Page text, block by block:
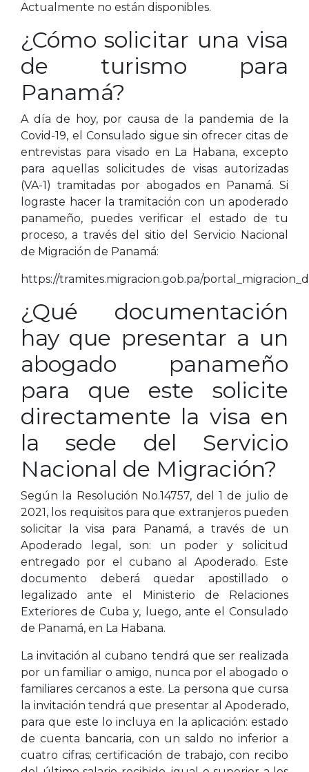
Actualmente no están disponibles.
¿Cómo solicitar una visa
de turismo para
Panamá?
A día de hoy, por causa de la pandemia de la
Covid-19, el Consulado sigue sin ofrecer citas de
entrevistas para visado en La Habana, excepto
para aquellas solicitudes de visas autorizadas
(VA-1) tramitadas por abogados en Panamá. Si
lograste hacer la tramitación con un apoderado
panameño, puedes verificar el estado de tu
proceso, a través del sitio del Servicio Nacional
de Migración de Panamá:
https://tramites.migracion.gob.pa/
¿Qué documentación
hay que presentar a un
abogado panameño
para que este solicite
directamente la visa en
la sede del Servicio
Nacional de Migración?
Según la Resolución No.14757, del 1 de julio de
2021, los requisitos para que extranjeros pueden
solicitar la visa para Panamá, a través de un
Apoderado legal, son: un poder y solicitud
entregado por el cubano al Apoderado. Este
documento deberá quedar apostillado o
legalizado ante el Ministerio de Relaciones
Exteriores de Cuba y, luego, ante el Consulado
de Panamá, en La Habana.
La invitación al cubano tendrá que ser realizada
por un familiar o amigo, nunca por el abogado o
familiares cercanos a este. La persona que cursa
la invitación tendrá que presentar al Apoderado,
para que este lo incluya en la aplicación: estado
de cuenta bancaria, con un saldo no inferior a
cuatro cifras; certificación de trabajo, con recibo